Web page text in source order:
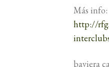
Más info:
http://
baviera